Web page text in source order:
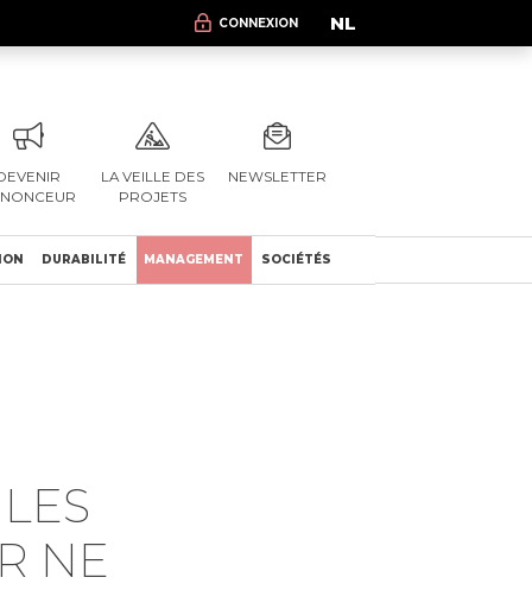
CONNEXION NL
LA VEILLE DES
PROJETS
NEWSLETTER
DURABILITÉ MANAGEMENT SOCIÉTÉS
NE